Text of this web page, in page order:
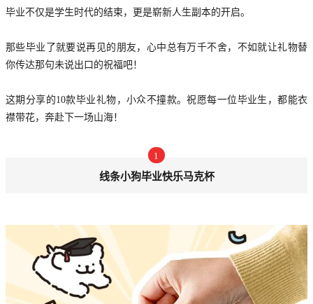
毕业不仅是学生时代的结束，更是崭新人生副本的开启。
那些毕业了就要说再见的朋友，心中总有万千不舍，不如就让礼物替
你传达那句未说出口的祝福吧！
这期分享的10款毕业礼物，小众不撞款。祝愿每一位毕业生，都能衣
襟带花，奔赴下一场山海！
1
线条小狗毕业快乐马克杯